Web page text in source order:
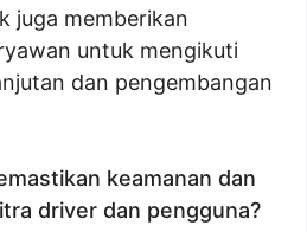
juga memberikan
untuk mengikuti
dan pengembangan
keamanan dan
driver dan pengguna?